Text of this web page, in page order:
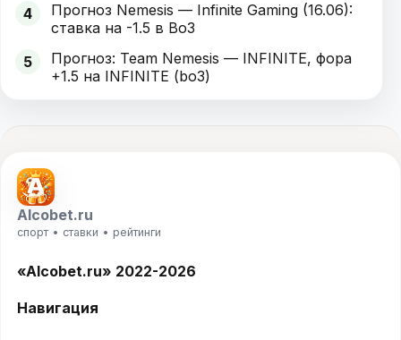
4
Прогноз Nemesis — Infinite Gaming (16.06):
ставка на -1.5 в Bo3
5
Прогноз: Team Nemesis — INFINITE, фора
+1.5 на INFINITE (bo3)
Alcobet.ru
спорт • ставки • рейтинги
«Alcobet.ru» 2022-2026
Навигация